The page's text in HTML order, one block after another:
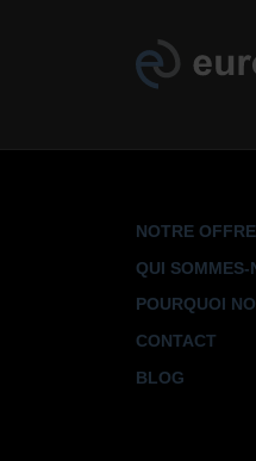
NOTRE OFFRE
QUI SOMMES-
POURQUOI
CONTACT
BLOG